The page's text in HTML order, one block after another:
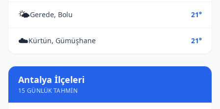
🌤️Gerede, Bolu 21°
☁️Kürtün, Gümüşhane 21°
Antalya İlçeleri
15 GÜNLÜK TAHMIN